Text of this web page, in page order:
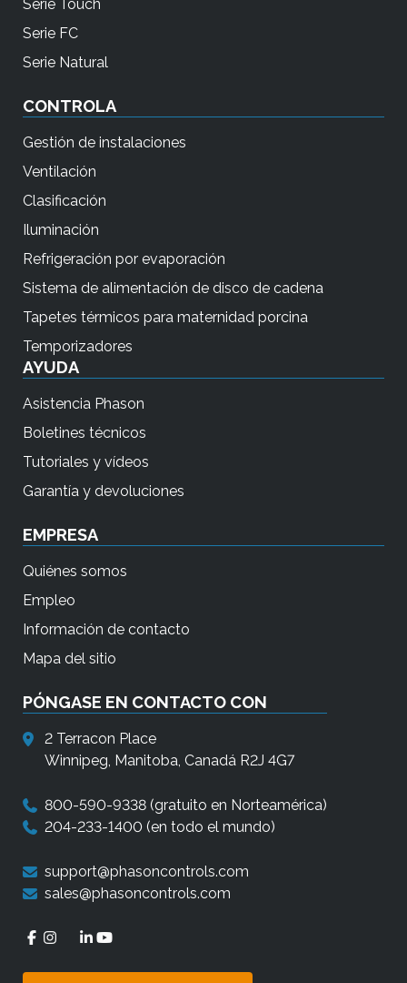
Serie Touch
Serie FC
Serie Natural
CONTROLA
Gestión de instalaciones
Ventilación
Clasificación
Iluminación
Refrigeración por evaporación
Sistema de alimentación de disco de cadena
Tapetes térmicos para maternidad porcina
Temporizadores
AYUDA
Asistencia Phason
Boletines técnicos
Tutoriales y vídeos
Garantía y devoluciones
EMPRESA
Quiénes somos
Empleo
Información de contacto
Mapa del sitio
PÓNGASE EN CONTACTO CON
2 Terracon Place
Winnipeg, Manitoba, Canadá R2J 4G7
800-590-9338 (gratuito en Norteamérica)
204-233-1400 (en todo el mundo)
support@phasoncontrols.com
sales@phasoncontrols.com